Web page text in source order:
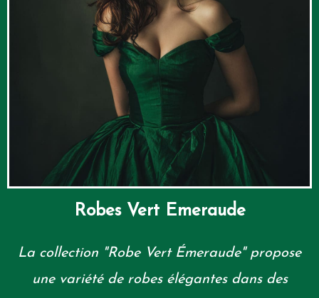
Robes Vert Emeraude
La collection "Robe Vert Émeraude" propose
une variété de robes élégantes dans des